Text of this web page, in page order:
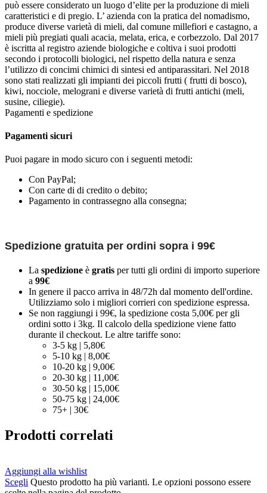
può essere considerato un luogo d’elite per la produzione di mieli
caratteristici e di pregio. L’ azienda con la pratica del nomadismo,
produce diverse varietà di mieli, dal comune millefiori e castagno, a
mieli più pregiati quali acacia, melata, erica, e corbezzolo. Dal 2017
è iscritta al registro aziende biologiche e coltiva i suoi prodotti
secondo i protocolli biologici, nel rispetto della natura e senza
l’utilizzo di concimi chimici di sintesi ed antiparassitari. Nel 2018
sono stati realizzati gli impianti dei piccoli frutti ( frutti di bosco),
kiwi, nocciole, melograni e diverse varietà di frutti antichi (meli,
susine, ciliegie).
Pagamenti e spedizione
Pagamenti sicuri
Puoi pagare in modo sicuro con i seguenti metodi:
Con PayPal;
Con carte di di credito o debito;
Pagamento in contrassegno alla consegna;
Spedizione gratuita per ordini sopra i 99€
La spedizione è gratis per tutti gli ordini di importo superiore
a 99€
In genere il pacco arriva in 48/72h dal momento dell'ordine.
Utilizziamo solo i migliori corrieri con spedizione espressa.
Se non raggiungi i 99€, la spedizione costa 5,00€ per gli
ordini sotto i 3kg. Il calcolo della spedizione viene fatto
durante il checkout. Le altre tariffe sono:
3-5 kg | 5,80€
5-10 kg | 8,00€
10-20 kg | 9,00€
20-30 kg | 11,00€
30-50 kg | 15,00€
50-75 kg | 24,00€
75+ | 30€
Prodotti correlati
Aggiungi alla wishlist
Scegli Questo prodotto ha più varianti. Le opzioni possono essere